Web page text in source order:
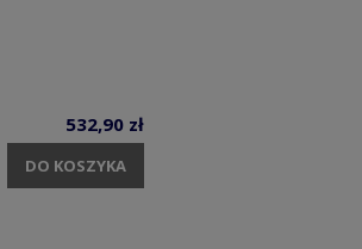
532,90 zł
DO KOSZYKA